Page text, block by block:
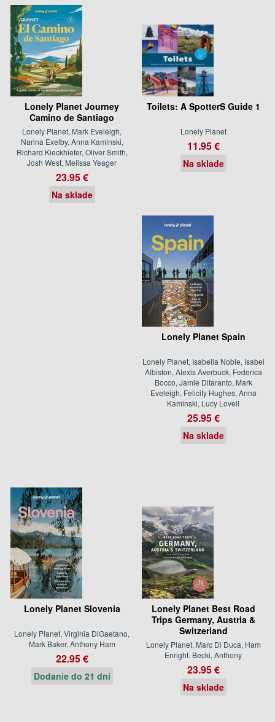
Lonely Planet Journey
Camino de Santiago
Lonely Planet, Mark Eveleigh,
Narina Exelby, Anna Kaminski,
Richard Kieckhiefer, Oliver Smith,
Josh West, Melissa Yeager
23.95 €
Na sklade
Toilets: A SpotterS Guide 1
Lonely Planet
11.95 €
Na sklade
Lonely Planet Spain
Lonely Planet, Isabella Noble, Isabel
Albiston, Alexis Averbuck, Federica
Bocco, Jamie Ditaranto, Mark
Eveleigh, Felicity Hughes, Anna
Kaminski, Lucy Lovell
25.95 €
Na sklade
Lonely Planet Slovenia
Lonely Planet, Virginia DiGaetano,
Mark Baker, Anthony Ham
22.95 €
Dodanie do 21 dní
Lonely Planet Best Road
Trips Germany, Austria &
Switzerland
Lonely Planet, Marc Di Duca, Ham
Enright. Becki, Anthony
23.95 €
Na sklade